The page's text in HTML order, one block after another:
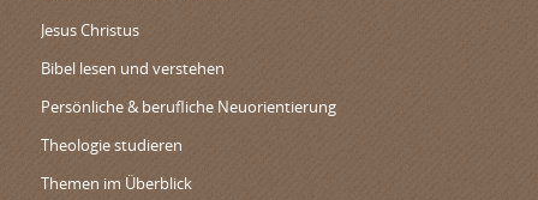
Jesus Christus
Bibel lesen und verstehen
Persönliche & berufliche Neuorientierung
Theologie studieren
Themen im Überblick